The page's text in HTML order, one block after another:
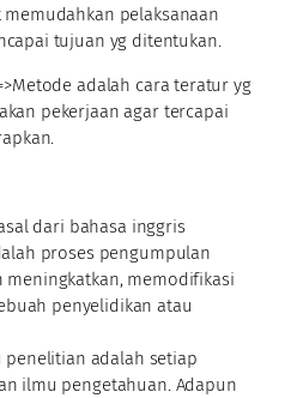
pelaksanaan
tujuan yg ditentukan.
adalah cara teratur yg
pekerjaan agar tercapai
dari bahasa inggris
proses pengumpulan
memodifikasi
penyelidikan atau
penelitian adalah setiap
ilmu pengetahuan. Adapun